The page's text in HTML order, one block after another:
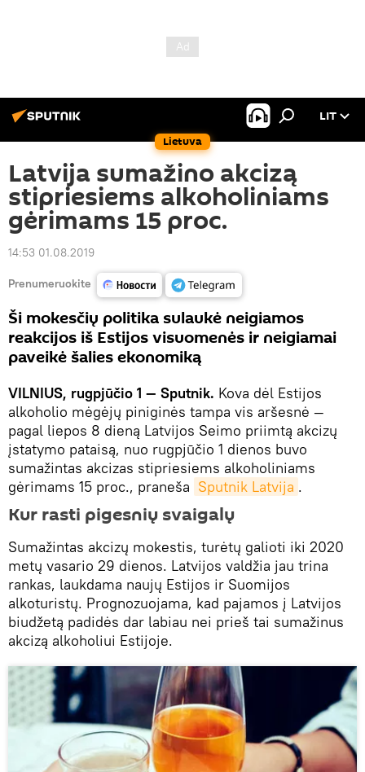
Lietuva
LIT
Latvija sumažino akcizą
stipriesiems alkoholiniams
gėrimams 15 proc.
14:53 01.08.2019
Prenumeruokite
Ši mokesčių politika sulaukė neigiamos
reakcijos iš Estijos visuomenės ir neigiamai
paveikė šalies ekonomiką
VILNIUS, rugpjūčio 1 — Sputnik. Kova dėl Estijos
alkoholio mėgėjų piniginės tampa vis aršesnė —
pagal liepos 8 dieną Latvijos Seimo priimtą akcizų
įstatymo pataisą, nuo rugpjūčio 1 dienos buvo
sumažintas akcizas stipriesiems alkoholiniams
gėrimams 15 proc., praneša Sputnik Latvija .
Kur rasti pigesnių svaigalų
Sumažintas akcizų mokestis, turėtų galioti iki 2020
metų vasario 29 dienos. Latvijos valdžia jau trina
rankas, laukdama naujų Estijos ir Suomijos
alkoturistų. Prognozuojama, kad pajamos į Latvijos
biudžetą padidės dar labiau nei prieš tai sumažinus
akcizą alkoholiui Estijoje.